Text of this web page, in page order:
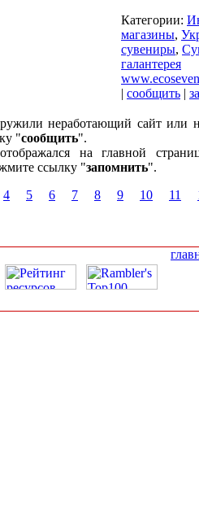
Категории:
магазины,
сувениры,
галантерея
| сообщить |
неработающий сайт или
"сообщить".
на главной
ссылку "запомнить".
4 5 6 7 8 9 10 11